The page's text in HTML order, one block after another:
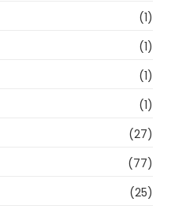
(1)
(1)
(1)
(1)
(27)
(77)
(25)